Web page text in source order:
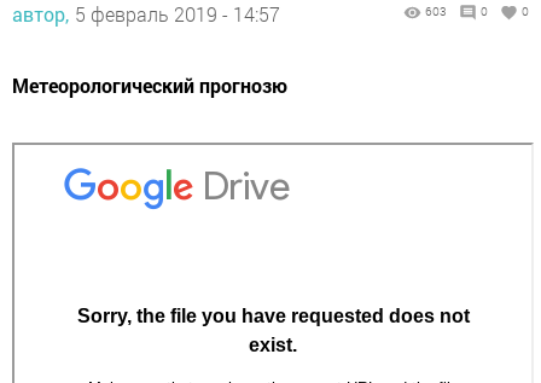
автор, 5 февраль 2019 - 14:57 603 0 0
Метеорологический прогнозю